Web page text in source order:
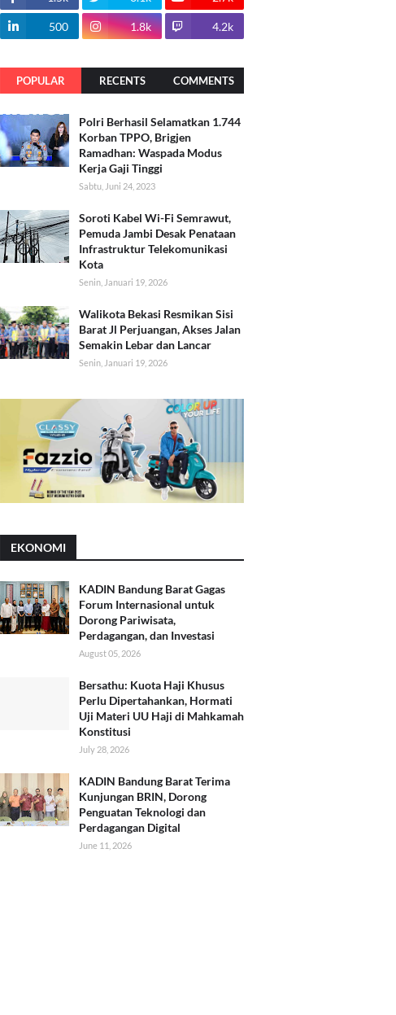
500 1.8k 4.2k
POPULAR RECENTS COMMENTS
Polri Berhasil Selamatkan 1.744
Korban TPPO, Brigjen
Ramadhan: Waspada Modus
Kerja Gaji Tinggi
Sabtu, Juni 24, 2023
Soroti Kabel Wi-Fi Semrawut,
Pemuda Jambi Desak Penataan
Infrastruktur Telekomunikasi
Kota
Senin, Januari 19, 2026
Walikota Bekasi Resmikan Sisi
Barat Jl Perjuangan, Akses Jalan
Semakin Lebar dan Lancar
Senin, Januari 19, 2026
EKONOMI
KADIN Bandung Barat Gagas
Forum Internasional untuk
Dorong Pariwisata,
Perdagangan, dan Investasi
August 05, 2026
Bersathu: Kuota Haji Khusus
Perlu Dipertahankan, Hormati
Uji Materi UU Haji di Mahkamah
Konstitusi
July 28, 2026
KADIN Bandung Barat Terima
Kunjungan BRIN, Dorong
Penguatan Teknologi dan
Perdagangan Digital
June 11, 2026